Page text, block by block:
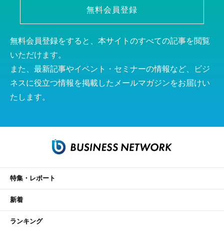
無料会員登録
無料会員登録をすると、本サイトのすべての記事を閲覧
いただけます。
また、最新記事やイベント・セミナーの情報など、ビジ
ネスに役立つ情報を掲載したメールマガジンをお届けい
たします。
特集・レポート
新着
ランキング